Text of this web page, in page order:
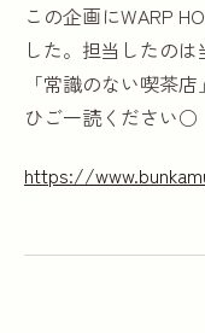
この企画にWARP
した。担当したの
「常識のない喫茶
ひご一読ください○
https://